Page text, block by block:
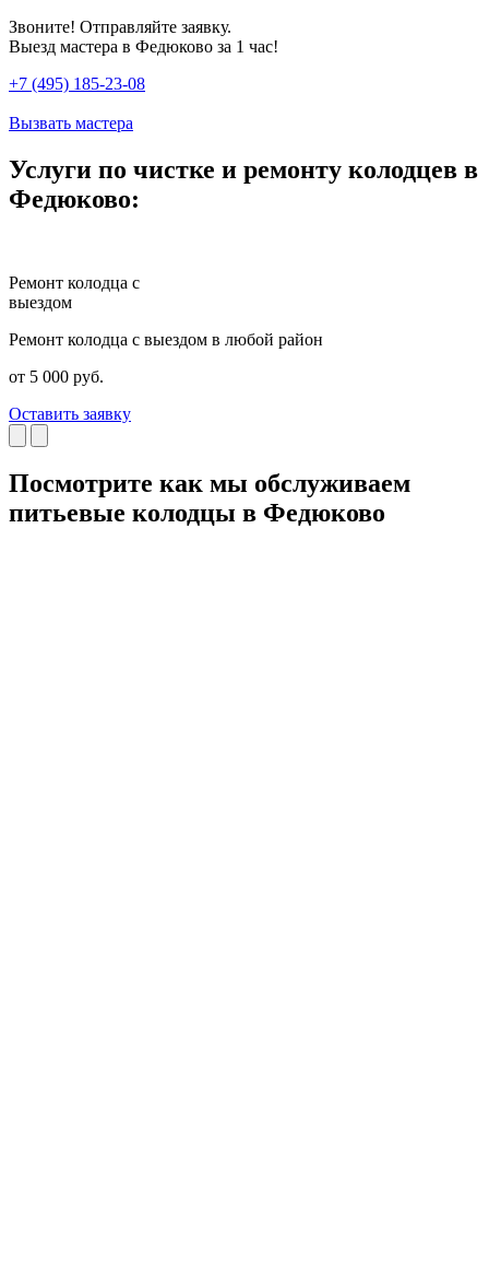
Звоните! Отправляйте заявку.
Выезд мастера в Федюково за 1 час!
+7 (495) 185-23-08
Вызвать мастера
Услуги по чистке и ремонту колодцев в
Федюково:
Ремонт колодца с
выездом
Ремонт колодца с выездом в любой район
от 5 000 руб.
Оставить заявку
Посмотрите как мы обслуживаем
питьевые колодцы в Федюково